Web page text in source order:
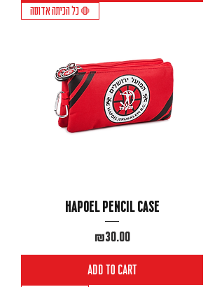
כל הכיתה אדומה 🛑
Hapoel pencil case
Price
₪30.00
Add to Cart